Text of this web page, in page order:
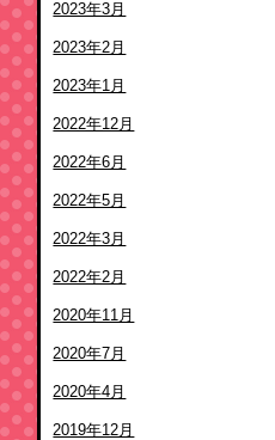
2023年3月
2023年2月
2023年1月
2022年12月
2022年6月
2022年5月
2022年3月
2022年2月
2020年11月
2020年7月
2020年4月
2019年12月